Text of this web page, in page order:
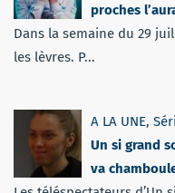
proches
Dans la semaine du 29
les lèvres. P...
A LA UNE,
Un si grand
va